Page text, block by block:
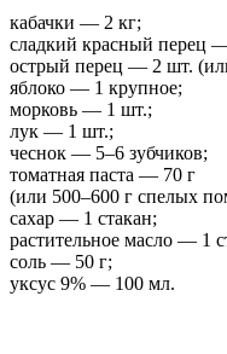
кабачки — 2 кг;
сладкий красный перец
острый перец — 2 шт.
яблоко — 1 крупное;
морковь — 1 шт.;
лук — 1 шт.;
чеснок — 5–6 зубчиков;
томатная паста — 70 г
(или 500–600 г спелых
сахар — 1 стакан;
растительное масло — 1
соль — 50 г;
уксус 9% — 100 мл.